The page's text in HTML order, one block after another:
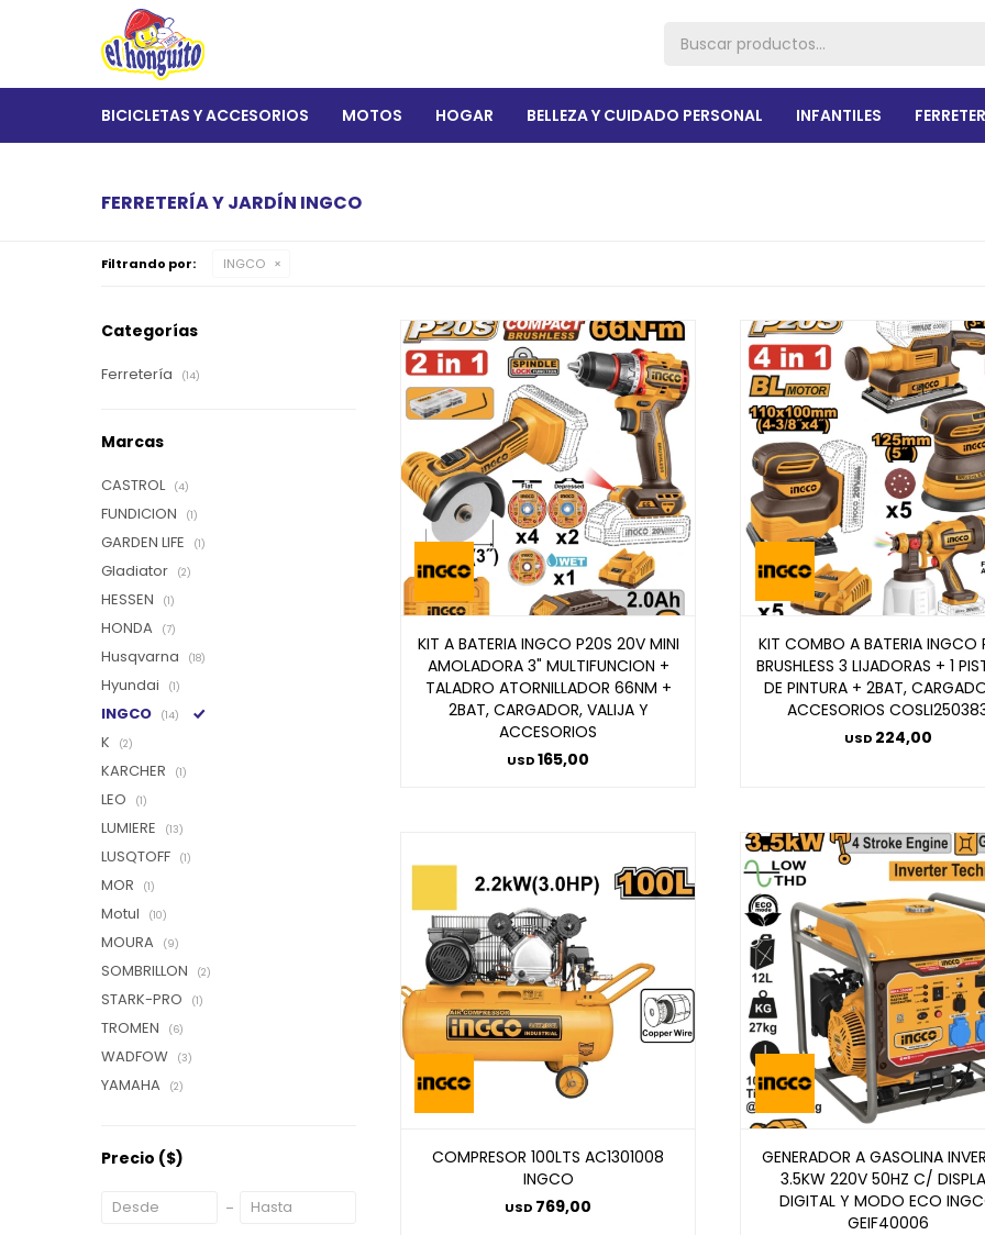
BICICLETAS Y ACCESORIOS MOTOS HOGAR BELLEZA Y CUIDADO PERSONAL INFANTILES
FERRETERÍA Y JARDÍN INGCO
Filtrando por: INGCO
KIT A BATERIA INGCO P20S 20V MINI
AMOLADORA 3" MULTIFUNCION +
TALADRO ATORNILLADOR 66NM +
2BAT, CARGADOR, VALIJA Y
ACCESORIOS
USD165,00
KIT COMBO A BATERIA INGCO
BRUSHLESS 3 LIJADORAS + 1
DE PINTURA + 2BAT,
ACCESORIOS
USD 224,00
COMPRESOR 100LTS AC1301008
INGCO
USD 769,00
GENERADOR A GASOLINA
3.5KW 220V 50HZ C/
DIGITAL Y MODO ECO
GEIF40006
Categorías
Ferretería (14)
Marcas
CASTROL (4)
FUNDICION (1)
GARDEN LIFE (1)
Gladiator (2)
HESSEN (1)
HONDA (7)
Husqvarna (18)
Hyundai (1)
INGCO (14)
K (2)
KARCHER (1)
LEO (1)
LUMIERE (13)
LUSQTOFF (1)
MOR (1)
Motul (10)
MOURA (9)
SOMBRILLON (2)
STARK-PRO (1)
TROMEN (6)
WADFOW (3)
YAMAHA (2)
Precio ($)